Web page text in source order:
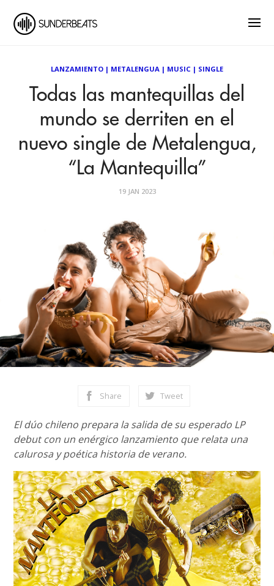
LANZAMIENTO | METALENGUA | MUSIC | SINGLE
Todas las mantequillas del
mundo se derriten en el
nuevo single de Metalengua,
“La Mantequilla”
19 JAN 2023
Share Tweet
El dúo chileno prepara la salida de su esperado LP
debut con un enérgico lanzamiento que relata una
calurosa y poética historia de verano.